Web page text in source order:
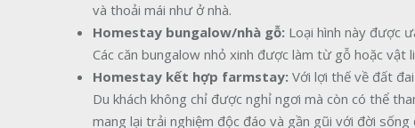
và thoải mái như ở nhà.
Homestay bungalow/nhà gỗ: Loại hình này được
Các căn bungalow nhỏ xinh được làm từ gỗ hoặc vật
Homestay kết hợp farmstay: Với lợi thế về đất
Du khách không chỉ được nghỉ ngơi mà còn có thể
mang lại trải nghiệm độc đáo và gần gũi với đời sống